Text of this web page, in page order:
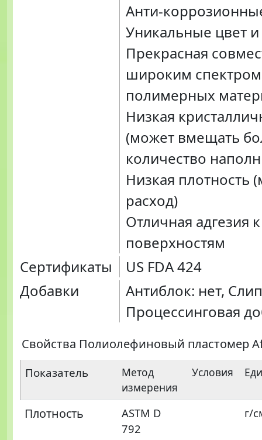
Анти-
Уникальные цвет и
Прекрасная
широким спектром
полимерных
Низкая
(может вмещать
количество
Низкая плотность
расход)
Отличная адгезия
поверхностям
Сертификаты
US FDA 424
Добавки
Антиблок: нет,
Процессинговая
Свойства Полиолефиновый пластомер
Показатель
Метод
измерения
Условия
Плотность
ASTM D
792
г/